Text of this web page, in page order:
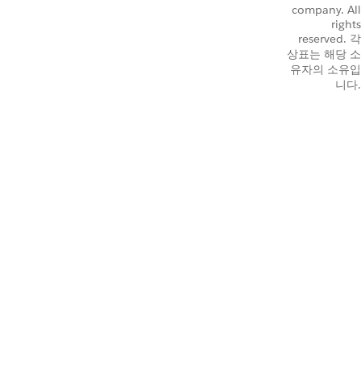
company. All
rights
reserved. 각
상표는 해당 소
유자의 소유입
니다.